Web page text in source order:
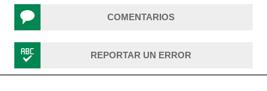
COMENTARIOS
REPORTAR UN ERROR